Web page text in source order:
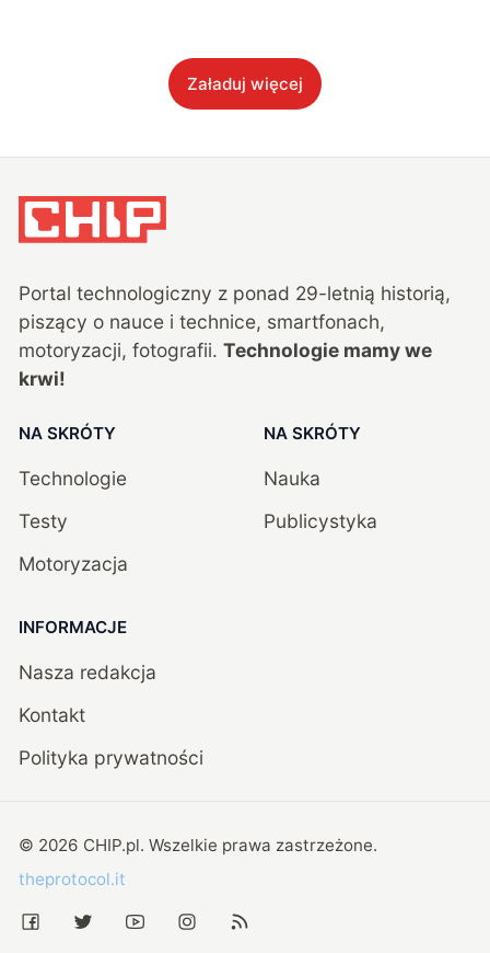
Załaduj więcej
Portal technologiczny z ponad 29-letnią historią,
piszący o nauce i technice, smartfonach,
motoryzacji, fotografii. Technologie mamy we
krwi!
NA SKRÓTY
Technologie
Testy
Motoryzacja
NA SKRÓTY
Nauka
Publicystyka
INFORMACJE
Nasza redakcja
Kontakt
Polityka prywatności
© 2026 CHIP.pl. Wszelkie prawa zastrzeżone.
theprotocol.it